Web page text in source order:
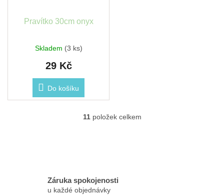
Pravítko 30cm onyx
Skladem (3 ks)
29 Kč
Do košíku
O
c
11položek celkem
Záruka spokojenosti
u každé objednávky